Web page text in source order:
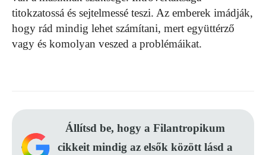
titokzatossá és sejtelmessé teszi. Az emberek imádják,
hogy rád mindig lehet számítani, mert együttérző
vagy és komolyan veszed a problémáikat.
Állítsd be, hogy a Filantropikum
cikkeit mindig az elsők között lásd a